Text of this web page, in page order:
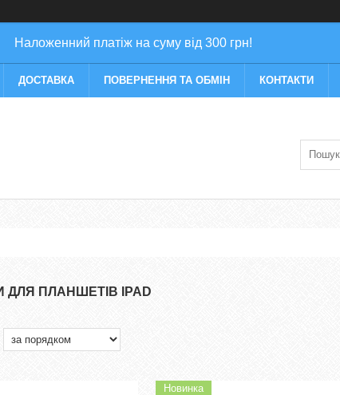
Наложенний платіж на суму від 300 грн!
ДОСТАВКА ПОВЕРНЕННЯ ТА ОБМІН КОНТАКТИ
ДЛЯ ПЛАНШЕТІВ IPAD
Новинка